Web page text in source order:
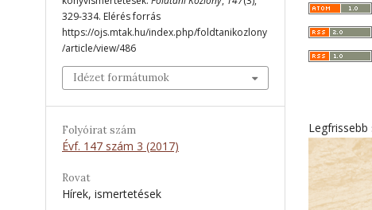
329-334. Elérés forrás
https://ojs.mtak.hu/index.php/foldtanikozlony
/article/view/486
Idézet formátumok
Folyóirat szám
Évf. 147 szám 3 (2017)
Rovat
Hírek, ismertetések
Legfrissebb